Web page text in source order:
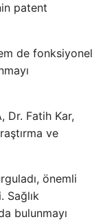
patent
de fonksiyonel
Dr. Fatih Kar,
ve
önemli
Sağlık
bulunmayı